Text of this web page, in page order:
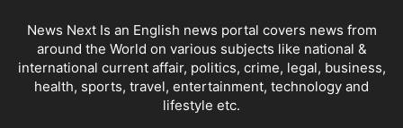
News Next Is an English news portal covers news from
around the World on various subjects like national &
international current affair, politics, crime, legal, business,
health, sports, travel, entertainment, technology and
lifestyle etc.